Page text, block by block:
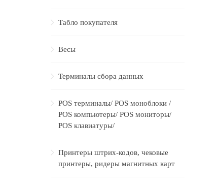
Табло покупателя
Весы
Терминалы сбора данных
POS терминалы/ POS моноблоки /
POS компьютеры/ POS мониторы/
POS клавиатуры/
Принтеры штрих-кодов, чековые
принтеры, ридеры магнитных карт